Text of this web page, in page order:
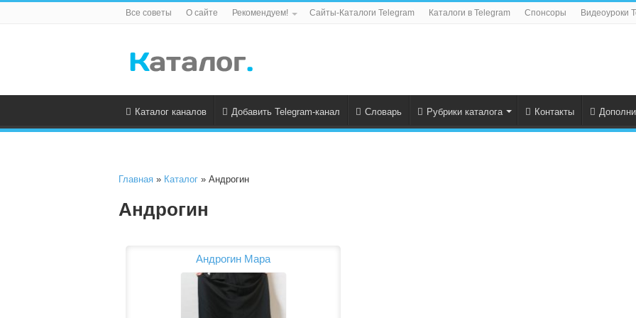
Все советы О сайте Рекомендуем! Сайты-Каталоги Telegram Каталоги в Telegram Спонсоры Видеоуроки
Каталог каналов Добавить Telegram-канал Словарь Рубрики каталога Контакты
Главная » Каталог » Андрогин
Андрогин
Андрогин Мара